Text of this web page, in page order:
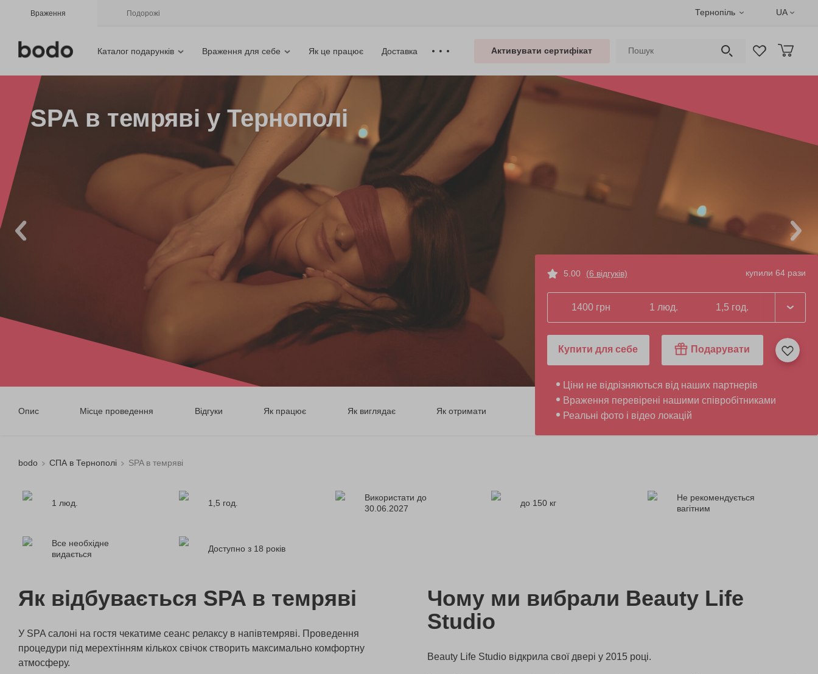
Враження Подорожі Тернопіль UA
Каталог подарунків Враження для себе Як це працює Доставка Активувати сертифікат
SPA в темряві у Тернополі
Опис Місце проведення Відгуки Як працює Як виглядає Як отримати
5.00 (6 відгуків) купили 64 рази
1400 грн 1 люд. 1,5 год.
Купити для себе Подарувати
Ціни не відрізняються від наших партнерів
Враження перевірені нашими співробітниками
Реальні фото і відео локацій
bodo СПА в Тернополі SPA в темряві
1 люд. 1,5 год.
Використати до
30.06.2027
до 150 кг
Не рекомендується
вагітним
Все необхідне
видається
Доступно з 18 років
Як відбувається SPA в темряві
У SPA салоні на гостя чекатиме сеанс релаксу в напівтемряві. Проведення
процедури під мерехтінням кількох свічок створить максимально комфортну
атмосферу.
Чому ми вибрали Beauty Life
Studio
Beauty Life Studio відкрила свої двері у 2015 році.